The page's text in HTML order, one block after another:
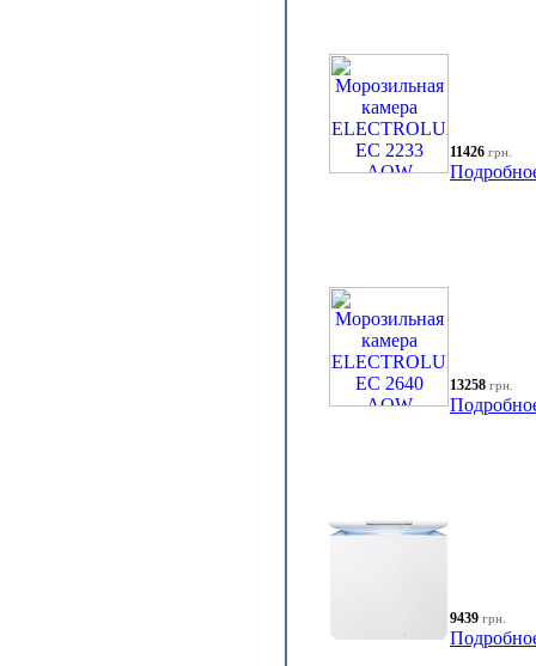
11426 грн.
13258 грн.
9439 грн.